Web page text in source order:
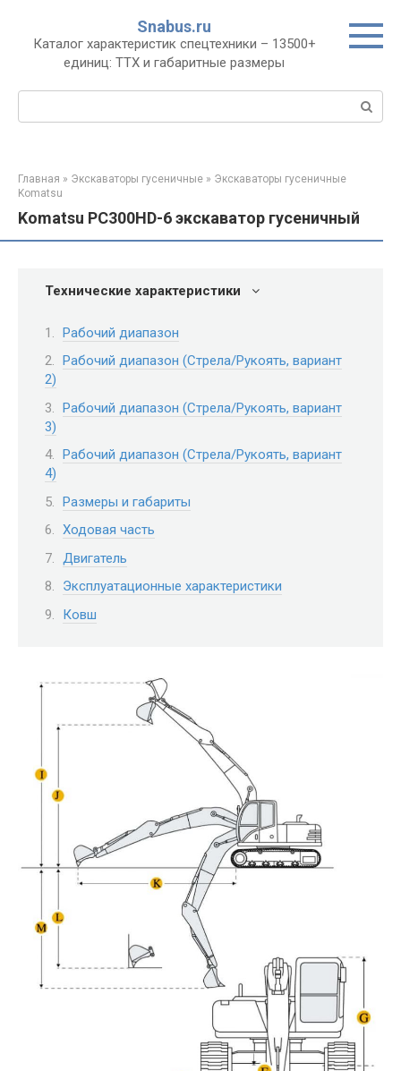
контенту
Snabus.ru
Каталог характеристик спецтехники – 13500+
единиц: ТТХ и габаритные размеры
Главная » Экскаваторы гусеничные » Экскаваторы гусеничные
Komatsu
Komatsu PC300HD-6 экскаватор гусеничный
Технические характеристики
Рабочий диапазон
Рабочий диапазон (Стрела/Рукоять, вариант
2)
Рабочий диапазон (Стрела/Рукоять, вариант
3)
Рабочий диапазон (Стрела/Рукоять, вариант
4)
Размеры и габариты
Ходовая часть
Двигатель
Эксплуатационные характеристики
Ковш